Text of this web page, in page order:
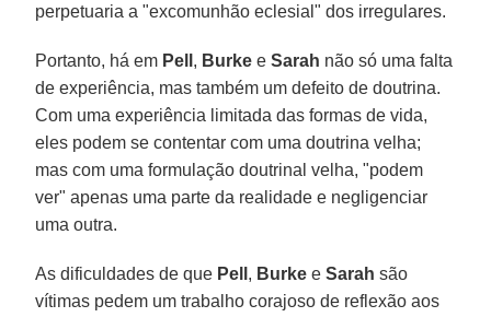
perpetuaria a "excomunhão eclesial" dos irregulares.
Portanto, há em Pell , Burke eSarah não só uma falta
de experiência, mas também um defeito de doutrina.
Com uma experiência limitada das formas de vida,
eles podem se contentar com uma doutrina velha;
mas com uma formulação doutrinal velha, "podem
ver" apenas uma parte da realidade e negligenciar
uma outra.
As dificuldades de que Pell , Burke eSarah são
vítimas pedem um trabalho corajoso de reflexão aos